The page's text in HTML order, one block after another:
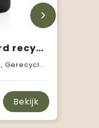
RCS standaard recycled plastic wireless powerbank
TPE
Bekijk